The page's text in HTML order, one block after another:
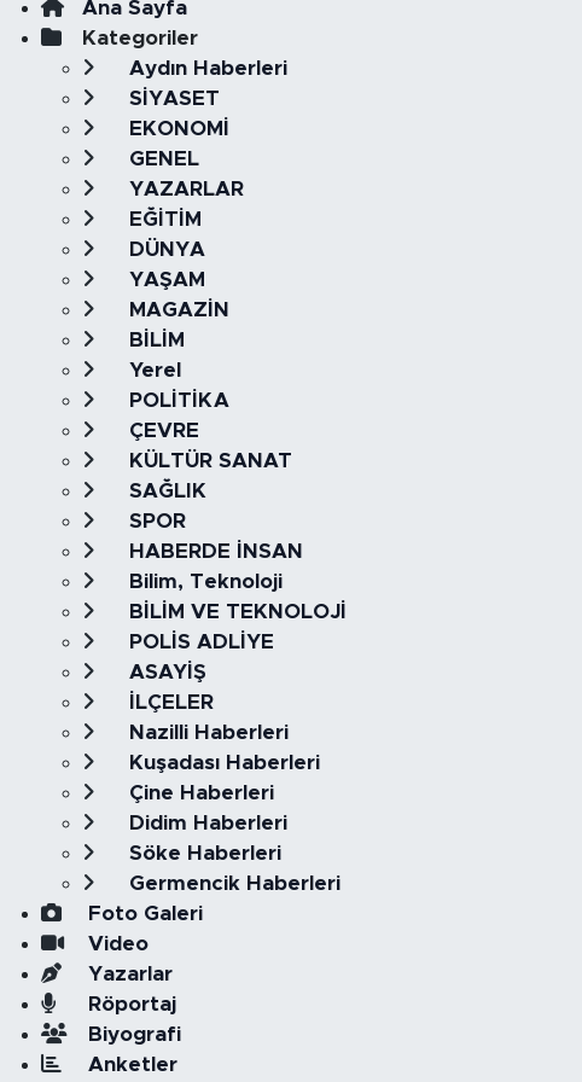
Ana Sayfa
Kategoriler
Aydın Haberleri
SİYASET
EKONOMİ
GENEL
YAZARLAR
EĞİTİM
DÜNYA
YAŞAM
MAGAZİN
BİLİM
Yerel
POLİTİKA
ÇEVRE
KÜLTÜR SANAT
SAĞLIK
SPOR
HABERDE İNSAN
Bilim, Teknoloji
BİLİM VE TEKNOLOJİ
POLİS ADLİYE
ASAYİŞ
İLÇELER
Nazilli Haberleri
Kuşadası Haberleri
Çine Haberleri
Didim Haberleri
Söke Haberleri
Germencik Haberleri
Foto Galeri
Video
Yazarlar
Röportaj
Biyografi
Anketler